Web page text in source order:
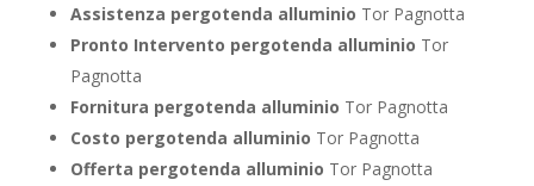
Assistenza pergotenda alluminio Tor Pagnotta
Pronto Intervento pergotenda alluminio Tor
Pagnotta
Fornitura pergotenda alluminio Tor Pagnotta
Costo pergotenda alluminio Tor Pagnotta
Offerta pergotenda alluminio Tor Pagnotta